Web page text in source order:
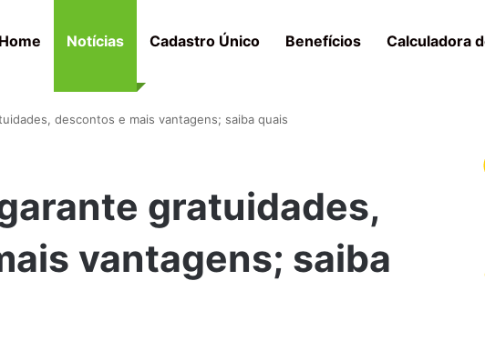
Home Notícias Cadastro Único Benefícios Calculadora
descontos e mais vantagens; saiba quais
gratuidades,
vantagens; saiba